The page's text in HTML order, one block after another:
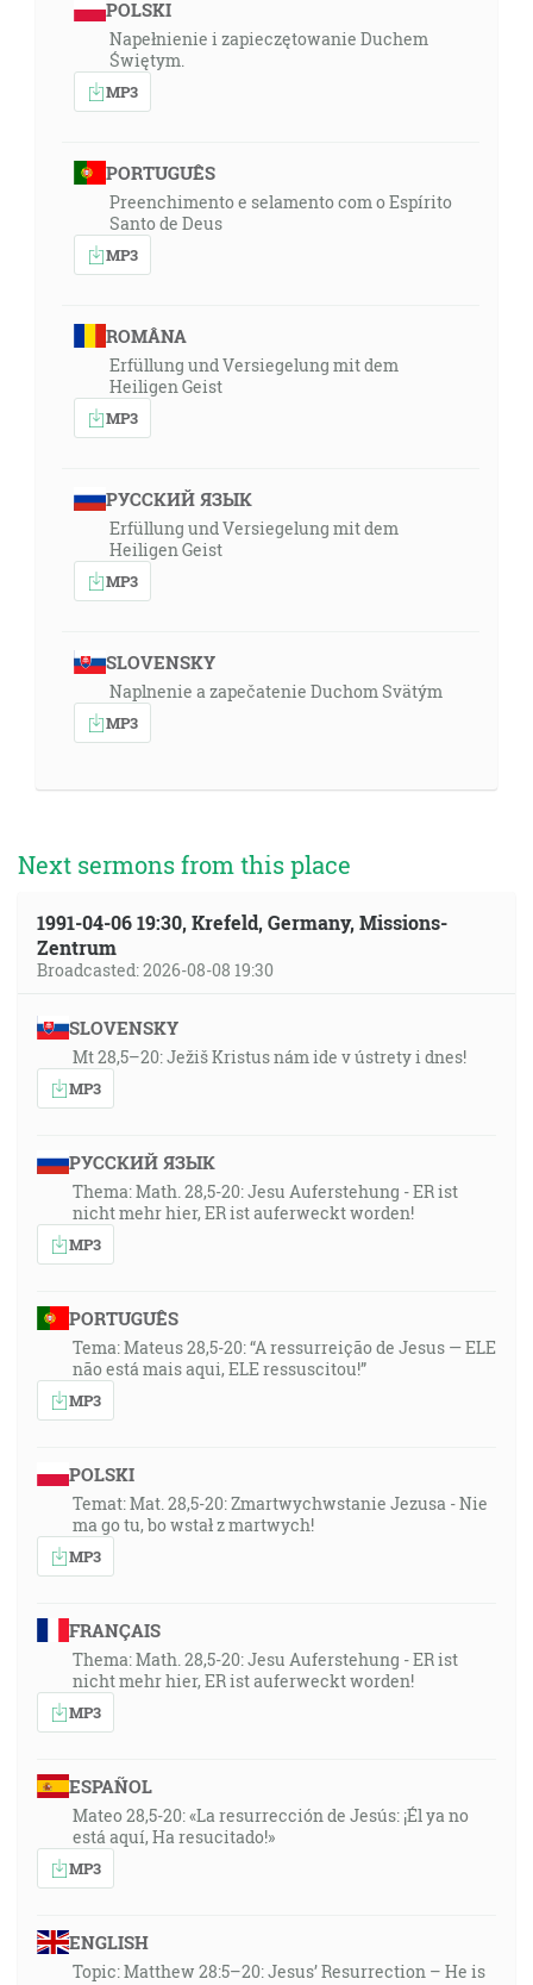
POLSKI
Napełnienie i zapieczętowanie Duchem
Świętym.
MP3
PORTUGUÊS
Preenchimento e selamento com o Espírito
Santo de Deus
MP3
ROMÂNA
Erfüllung und Versiegelung mit dem
Heiligen Geist
MP3
РУССКИЙ ЯЗЫК
Erfüllung und Versiegelung mit dem
Heiligen Geist
MP3
SLOVENSKY
Naplnenie a zapečatenie Duchom Svätým
MP3
Next sermons from this place
1991-04-06 19:30, Krefeld, Germany, Missions-
Zentrum
Broadcasted: 2026-08-08 19:30
SLOVENSKY
Mt 28,5–20: Ježiš Kristus nám ide v ústrety i dnes!
MP3
РУССКИЙ ЯЗЫК
Thema: Math. 28,5-20: Jesu Auferstehung - ER ist
nicht mehr hier, ER ist auferweckt worden!
MP3
PORTUGUÊS
Tema: Mateus 28,5-20: “A ressurreição de Jesus — ELE
não está mais aqui, ELE ressuscitou!”
MP3
POLSKI
Temat: Mat. 28,5-20: Zmartwychwstanie Jezusa - Nie
ma go tu, bo wstał z martwych!
MP3
FRANÇAIS
Thema: Math. 28,5-20: Jesu Auferstehung - ER ist
nicht mehr hier, ER ist auferweckt worden!
MP3
ESPAÑOL
Mateo 28,5-20: «La resurrección de Jesús: ¡Él ya no
está aquí, Ha resucitado!»
MP3
ENGLISH
Topic: Matthew 28:5–20: Jesus’ Resurrection – He is